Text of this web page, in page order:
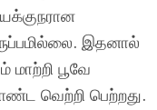
இதனால்
பூவே
வெற்றி பெற்றது.